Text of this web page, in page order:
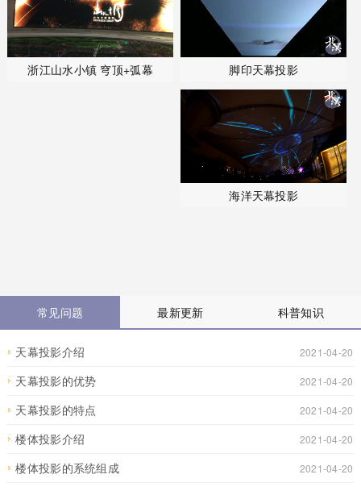
浙江山水小镇 穹顶+弧幕 脚印天幕投影
海洋天幕投影
常见问题 最新更新 科普知识
2021-04-20
天幕投影介绍
2021-04-20
天幕投影的优势
2021-04-20
天幕投影的特点
2021-04-20
楼体投影介绍
2021-04-20
楼体投影的系统组成